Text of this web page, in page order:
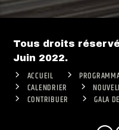
Tous droits
Juin 2022.
ACCUEIL
CALENDRIER
CONTRIBUER
GALA